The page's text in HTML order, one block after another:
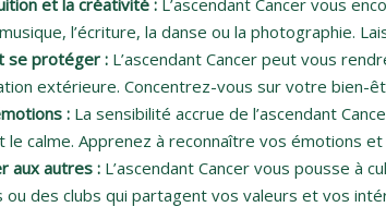
et la créativité : L’ascendant Cancer vous
l’écriture, la danse ou la photographie.
se protéger : L’ascendant Cancer peut vous
extérieure. Concentrez-vous sur votre bien-
: La sensibilité accrue de l’ascendant
le calme. Apprenez à reconnaître vos émotions
aux autres : L’ascendant Cancer vous pousse à
ou des clubs qui partagent vos valeurs et vos